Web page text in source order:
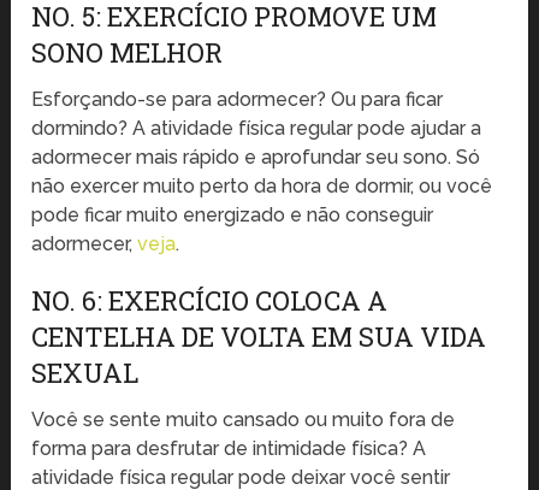
NO. 5: EXERCÍCIO PROMOVE UM
SONO MELHOR
Esforçando-se para adormecer? Ou para ficar
dormindo? A atividade física regular pode ajudar a
adormecer mais rápido e aprofundar seu sono. Só
não exercer muito perto da hora de dormir, ou você
pode ficar muito energizado e não conseguir
adormecer,veja.
NO. 6: EXERCÍCIO COLOCA A
CENTELHA DE VOLTA EM SUA VIDA
SEXUAL
Você se sente muito cansado ou muito fora de
forma para desfrutar de intimidade física? A
atividade física regular pode deixar você sentir